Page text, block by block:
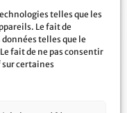
telles que les
Le fait de
telles que le
fait de ne pas consentir
certaines